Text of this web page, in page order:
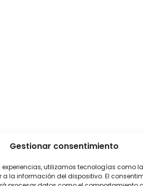
Gestionar consentimiento
experiencias, utilizamos tecnologías como
la información del dispositivo. El